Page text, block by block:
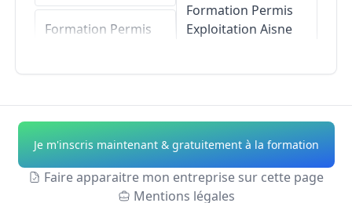
Formation Permis
Formation Permis
Exploitation
Mazingarbe
Formation Permis
Formation Permis
Exploitation Aisne
Formation Permis
ExploitationAlpes-
de-Haute-Provence
Je m'inscris maintenant & gratuitement à la formation
Faire apparaitre mon entreprise sur cette page
Mentions légales